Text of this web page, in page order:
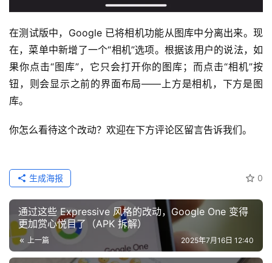
在测试版中，Google 已将相机功能从图库中分离出来。现
在，菜单中新增了一个“相机”选项。根据该用户的说法，如
果你点击“图库”，它只会打开你的图库；而点击“相机”按
钮，则会显示之前的界面布局——上方是相机，下方是图
库。
你怎么看待这个改动？欢迎在下方评论区留言告诉我们。
0
生成海报
通过这些 Expressive 风格的改动，Google One 变得
更加赏心悦目了（APK 拆解）
上一篇 2025年7月16日 12:40